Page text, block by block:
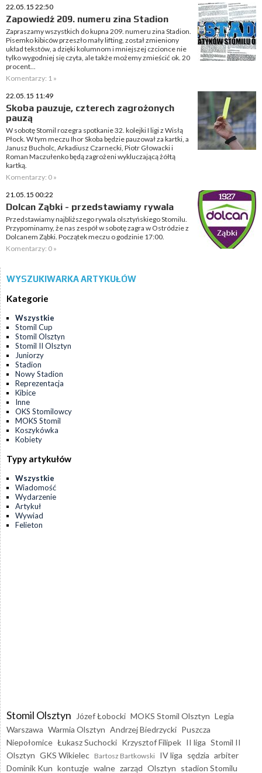
22.05.15 22:50
Zapowiedź 209. numeru zina Stadion
Zapraszamy wszystkich do kupna 209. numeru zina Stadion.
Pisemko kibiców przeszło mały lifting, został zmieniony
układ tekstów, a dzięki kolumnom i mniejszej czcionce nie
tylko wygodniej się czyta, ale także możemy zmieścić ok. 20
procent...
Komentarzy: 1 »
22.05.15 11:49
Skoba pauzuje, czterech zagrożonych
pauzą
W sobotę Stomil rozegra spotkanie 32. kolejki I ligi z Wisłą
Płock. W tym meczu Ihor Skoba będzie pauzował za kartki, a
Janusz Bucholc, Arkadiusz Czarnecki, Piotr Głowacki i
Roman Maczułenko będą zagrożeni wykluczającą żółtą
kartką.
Komentarzy: 0 »
21.05.15 00:22
Dolcan Ząbki - przedstawiamy rywala
Przedstawiamy najbliższego rywala olsztyńskiego Stomilu.
Przypominamy, że nas zespół w sobotę zagra w Ostródzie z
Dolcanem Ząbki. Początek meczu o godzinie 17:00.
Komentarzy: 0 »
WYSZUKIWARKA ARTYKUŁÓW
Kategorie
Wszystkie
Stomil Cup
Stomil Olsztyn
Stomil II Olsztyn
Juniorzy
Stadion
Nowy Stadion
Reprezentacja
Kibice
Inne
OKS Stomilowcy
MOKS Stomil
Koszykówka
Kobiety
Typy artykułów
Wszystkie
Wiadomość
Wydarzenie
Artykuł
Wywiad
Felieton
Stomil Olsztyn Józef Łobocki MOKS Stomil Olsztyn Legia
Warszawa Warmia Olsztyn Andrzej Biedrzycki Puszcza
Niepołomice Łukasz Suchocki Krzysztof Filipek II liga Stomil II
Olsztyn GKS Wikielec Bartosz Bartkowski IV liga sędzia arbiter
Dominik Kun kontuzje walne zarząd Olsztyn stadion Stomilu